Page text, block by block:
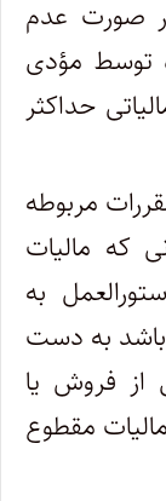
صورت عدم
توسط مؤدی
حداکثر
مربوطه
که مالیات
به
به دست
از فروش یا
مقطوع